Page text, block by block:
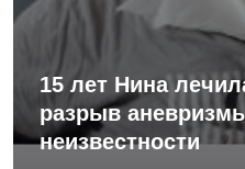
15 лет Нина
разрыв
неизвестности